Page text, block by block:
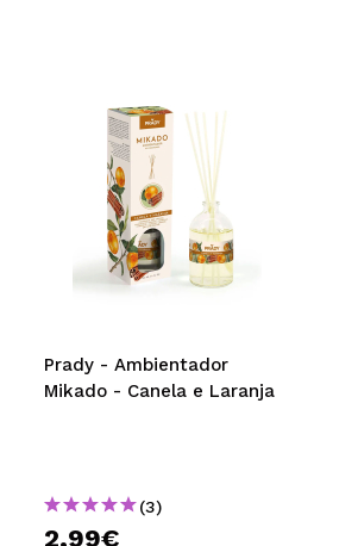
Prady - Ambientador
Mikado - Canela e Laranja
(3)
2,99€